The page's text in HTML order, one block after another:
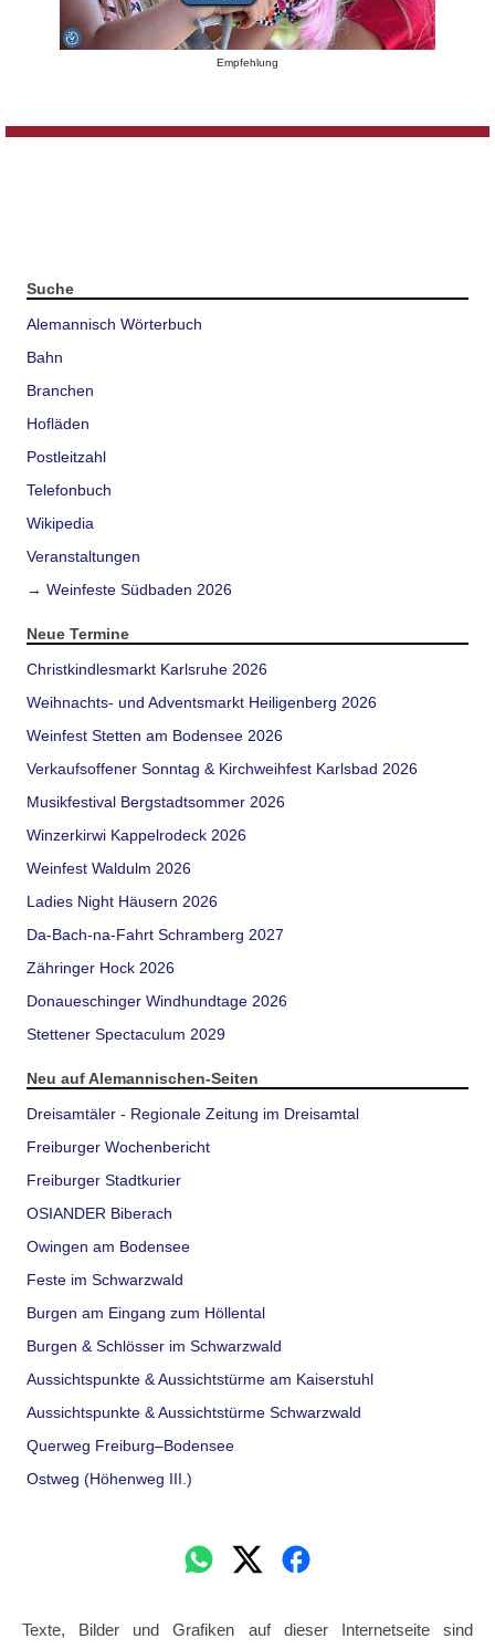
Empfehlung
Suche
Alemannisch Wörterbuch
Bahn
Branchen
Hofläden
Postleitzahl
Telefonbuch
Wikipedia
Veranstaltungen
→ Weinfeste Südbaden 2026
Neue Termine
Christkindlesmarkt Karlsruhe 2026
Weihnachts- und Adventsmarkt Heiligenberg 2026
Weinfest Stetten am Bodensee 2026
Verkaufsoffener Sonntag & Kirchweihfest Karlsbad 2026
Musikfestival Bergstadtsommer 2026
Winzerkirwi Kappelrodeck 2026
Weinfest Waldulm 2026
Ladies Night Häusern 2026
Da-Bach-na-Fahrt Schramberg 2027
Zähringer Hock 2026
Donaueschinger Windhundtage 2026
Stettener Spectaculum 2029
Neu auf Alemannischen-Seiten
Dreisamtäler - Regionale Zeitung im Dreisamtal
Freiburger Wochenbericht
Freiburger Stadtkurier
OSIANDER Biberach
Owingen am Bodensee
Feste im Schwarzwald
Burgen am Eingang zum Höllental
Burgen & Schlösser im Schwarzwald
Aussichtspunkte & Aussichtstürme am Kaiserstuhl
Aussichtspunkte & Aussichtstürme Schwarzwald
Querweg Freiburg–Bodensee
Ostweg (Höhenweg III.)
Texte, Bilder und Grafiken auf dieser Internetseite sind